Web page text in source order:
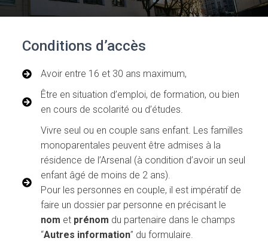
V
Conditions d’accès
Avoir entre 16 et 30 ans maximum,
Être en situation d’emploi, de formation, ou bien
en cours de scolarité ou d’études.
Vivre seul ou en couple sans enfant. Les familles
monoparentales peuvent être admises à la
résidence de l’Arsenal (à condition d’avoir un seul
enfant âgé de moins de 2 ans).
Pour les personnes en couple, il est impératif de
faire un dossier par personne en précisant le
nom et prénom du partenaire dans le champs
“Autres information” du formulaire.